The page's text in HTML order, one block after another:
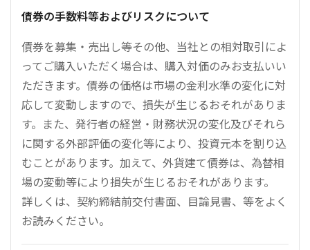
債券の手数料等およびリスクについて
債券を募集・売出し等その他、当社との相対取引によ
ってご購入いただく場合は、購入対価のみお支払いい
ただきます。債券の価格は市場の金利水準の変化に対
応して変動しますので、損失が生じるおそれがありま
す。また、発行者の経営・財務状況の変化及びそれら
に関する外部評価の変化等により、投資元本を割り込
むことがあります。加えて、外貨建て債券は、為替相
場の変動等により損失が生じるおそれがあります。
詳しくは、契約締結前交付書面、目論見書、等をよく
お読みください。